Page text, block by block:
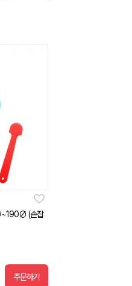
(손잡
주문하기